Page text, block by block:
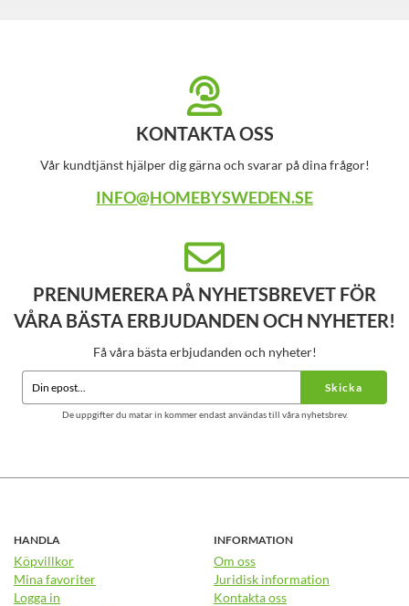
KONTAKTA OSS
Vår kundtjänst hjälper dig gärna och svarar på dina frågor!
INFO@HOMEBYSWEDEN.SE
PRENUMERERA PÅ NYHETSBREVET FÖR
VÅRA BÄSTA ERBJUDANDEN OCH NYHETER!
Få våra bästa erbjudanden och nyheter!
Skicka
De uppgifter du matar in kommer endast användas till våra nyhetsbrev.
HANDLA
Köpvillkor
Mina favoriter
Logga in
INFORMATION
Om oss
Juridisk information
Kontakta oss